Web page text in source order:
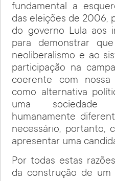
fundamental a
das eleições de 2006,
do governo Lula aos
para demonstrar
neoliberalismo e ao
participação na
coerente com
como alternativa
uma sociedade
humanamente
necessário, portanto,
apresentar uma
Por todas estas
da construção de um